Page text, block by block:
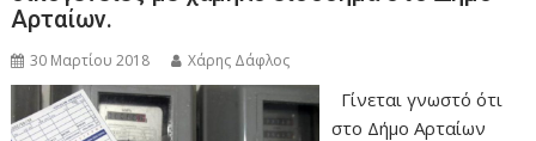
Αρταίων.
30 Μαρτίου 2018 Χάρης Δάφλος
Γίνεται γνωστό ότι
στο Δήμο Αρταίων